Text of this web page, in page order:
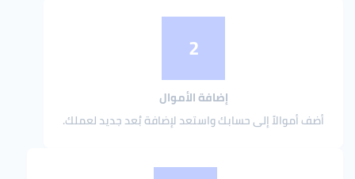
2
إضافة الأموال
أضف أموالاً إلى حسابك واستعد لإضافة بُعد جديد لعملك.